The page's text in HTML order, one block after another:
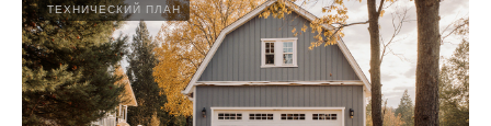
ТЕХНИЧЕСКИЙ ПЛАН